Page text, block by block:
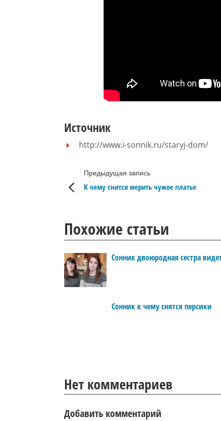
Источник
http://www.i-sonnik.ru/staryj-dom/
Предыдущая запись
К чему снится мерить чужое платье
Похожие статьи
Сонник двоюродная сестра
Сонник к чему снятся персики
Нет комментариев
Добавить комментарий